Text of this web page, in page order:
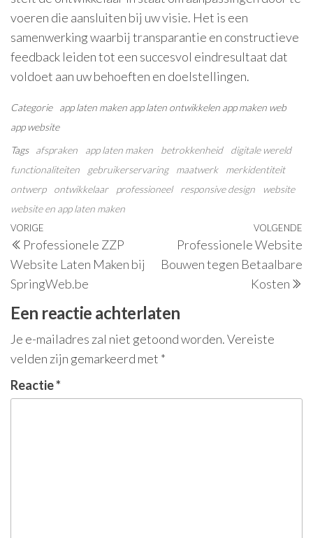
voeren die aansluiten bij uw visie. Het is een
samenwerking waarbij transparantie en constructieve
feedback leiden tot een succesvol eindresultaat dat
voldoet aan uw behoeften en doelstellingen.
Categorie app laten maken app laten ontwikkelen app maken web
app website
Tags
afspraken app laten maken betrokkenheid
digitale wereld
functionaliteiten
gebruikerservaring maatwerk
merkidentiteit
ontwerp
ontwikkelaar professioneel responsive design
website
website en app laten maken
Berichtnavigatie
Vorig
bericht
VORIGE
Professionele ZZP
Website Laten Maken bij
SpringWeb.be
VOLGENDE
Professionele Website
Bouwen tegen Betaalbare
Kosten
Een reactie achterlaten
Je e-mailadres zal niet getoond worden.Vereiste
velden zijn gemarkeerd met *
Reactie*